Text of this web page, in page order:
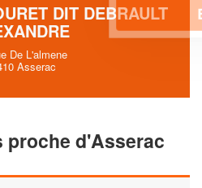
DIT DEBRAULT
De L'almene
Asserac
proche d'Asserac
En savoir plus